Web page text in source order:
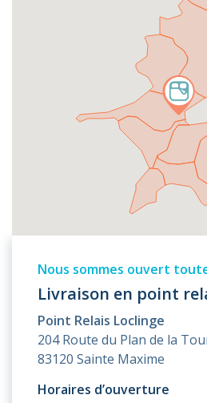
Nous sommes ouvert
Livraison en point
Point Relais Loclinge
204 Route du Plan de la
83120 Sainte Maxime
Horaires d’ouverture